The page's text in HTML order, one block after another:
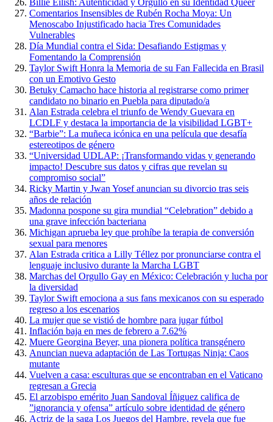
Billie Eilish: Autenticidad y Orgullo en su Identidad Queer
Comentarios Insensibles de Rubén Rocha Moya: Un
Menoscabo Injustificado hacia Tres Comunidades
Vulnerables
Día Mundial contra el Sida: Desafiando Estigmas y
Fomentando la Comprensión
Taylor Swift Honra la Memoria de su Fan Fallecida en Brasil
con un Emotivo Gesto
Betuky Camacho hace historia al registrarse como primer
candidato no binario en Puebla para diputado/a
Alan Estrada celebra el triunfo de Wendy Guevara en
LCDLF y destaca la importancia de la visibilidad LGBT+
“Barbie”: La muñeca icónica en una película que desafía
estereotipos de género
“Universidad UDLAP: ¡Transformando vidas y generando
impacto! Descubre sus datos y cifras que revelan su
compromiso social”
Ricky Martin y Jwan Yosef anuncian su divorcio tras seis
años de relación
Madonna pospone su gira mundial “Celebration” debido a
una grave infección bacteriana
Michigan aprueba ley que prohíbe la terapia de conversión
sexual para menores
Alan Estrada critica a Lilly Téllez por pronunciarse contra el
lenguaje inclusivo durante la Marcha LGBT
Marchas del Orgullo Gay en México: Celebración y lucha por
la diversidad
Taylor Swift emociona a sus fans mexicanos con su esperado
regreso a los escenarios
La mujer que se vistió de hombre para jugar fútbol
Inflación baja en mes de febrero a 7.62%
Muere Georgina Beyer, una pionera política transgénero
Anuncian nueva adaptación de Las Tortugas Ninja: Caos
mutante
Vuelven a casa: esculturas que se encontraban en el Vaticano
regresan a Grecia
El arzobispo emérito Juan Sandoval Íñiguez califica de
”ignorancia y ofensa” artículo sobre identidad de género
Actriz de la saga Los Juegos del Hambre, revela que fue